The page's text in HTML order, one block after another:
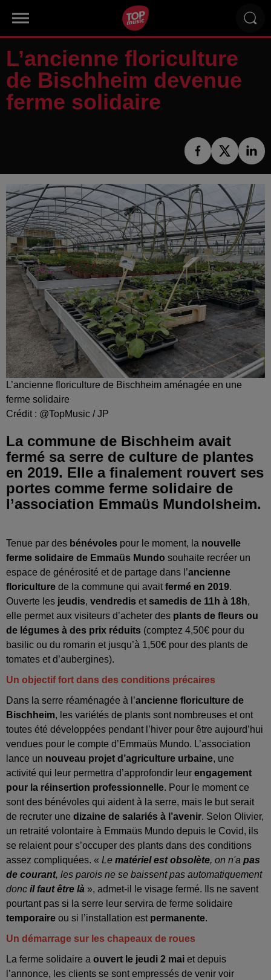
L’ancienne floriculture
de Bischheim devenue
ferme solidaire
L’ancienne floriculture de Bischheim aménagée en une
ferme solidaire
Crédit : @TopMusic / JP
La commune de Bischheim avait
fermé sa serre de culture de plantes
en 2019. Elle a finalement rouvert ses
portes comme ferme solidaire de
l’association Emmaüs Mundolsheim.
Tenue par des bénévoles pour le moment, la nouvelle
ferme solidaire de Emmaüs Mundo souhaite recréer un
espace de générosité et de partage dans l’ancienne
floriculture de la commune qui avaitfermé en 2019.
Ouverte les jeudis, vendredis etsamedis de 11h à 18h,
elle permet aux visiteurs d’acheter des plants de fleurs ou
de légumes à des prix réduits (comptez 4,50€ pour du
basilic ou du romarin et jusqu’à 1,50€ pour des plants de
tomates et d’aubergines).
Un objectif fort dans des conditions précaires
Dans la serre réaménagée à l’ancienne floriculture de
Bischheim, les variétés de plants sont nombreuses et ont
toutes été développées pendant l’hiver pour être aujourd’hui
vendues pour le compte d’Emmaüs Mundo. L’association
lance un nouveau projet d’agriculture urbaine, une
activité qui leur permettra d’approfondir leur engagement
pour la réinsertion professionnelle. Pour le moment ce
sont des bénévoles qui aident à la serre, mais le but serait
de recruter une dizaine de salariés à l’avenir. Selon Olivier,
un retraité volontaire à Emmaüs Mundo depuis le Covid, ils
se relaient pour s’occuper des plants dans des conditions
assez compliquées. « Le matériel est obsolète, on n'a pas
de courant, les parois ne se baissent pas automatiquement
donc il faut être là », admet-il le visage fermé. Ils ne savent
pourtant pas si la serre leur servira de ferme solidaire
temporaire ou si l’installation est permanente.
Un démarrage sur les chapeaux de roues
La ferme solidaire a ouvert le jeudi 2 mai et depuis
l’annonce, les clients se sont empressés de venir voir